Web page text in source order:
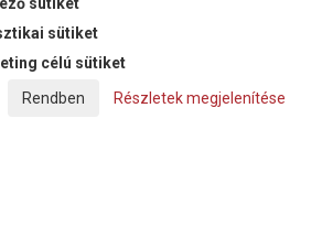
Tömlő Kft. | Minden jog fenntartva!
sütiket
célú sütiket
Részletek megjelenítése